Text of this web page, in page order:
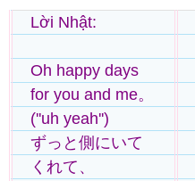
Lời Nhật:
Oh happy days
for you and me。
(''uh yeah'')
ずっと側にいて
くれて、